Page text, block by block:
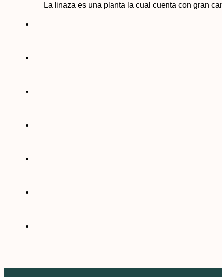
La linaza es una planta la cual cuenta con gran